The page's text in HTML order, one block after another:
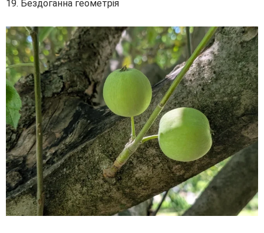
19. Бездоганна геометрія